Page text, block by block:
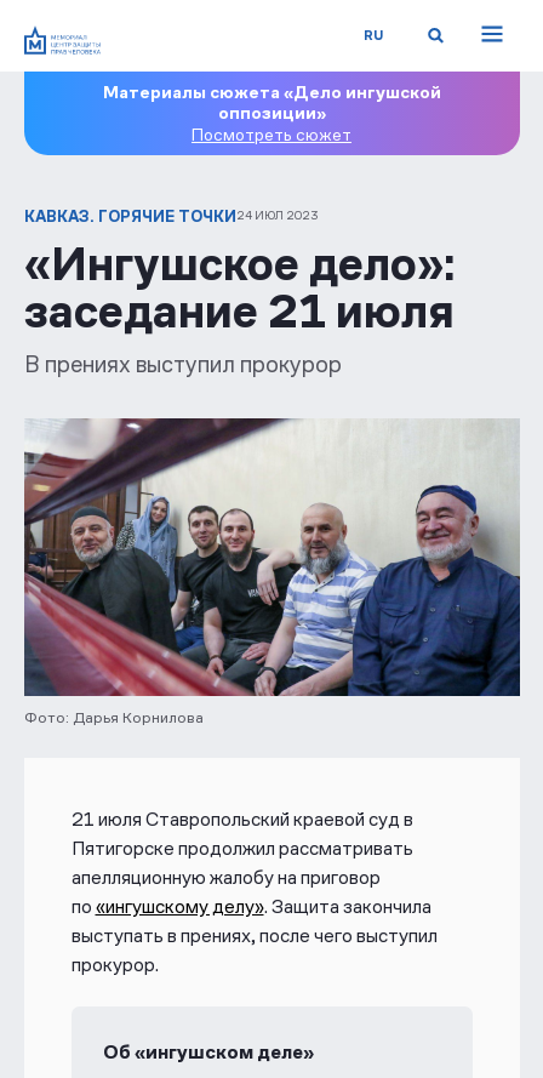
RU
Материалы сюжета «Дело ингушской
оппозиции»
Посмотреть сюжет
КАВКАЗ. ГОРЯЧИЕ ТОЧКИ 24 ИЮЛ 2023
«Ингушское дело»:
заседание 21 июля
В прениях выступил прокурор
Фото: Дарья Корнилова
21 июля Ставропольский краевой суд в
Пятигорске продолжил рассматривать
апелляционную жалобу на приговор
по «ингушскому делу». Защита закончила
выступать в прениях, после чего выступил
прокурор.
Об «ингушском деле»